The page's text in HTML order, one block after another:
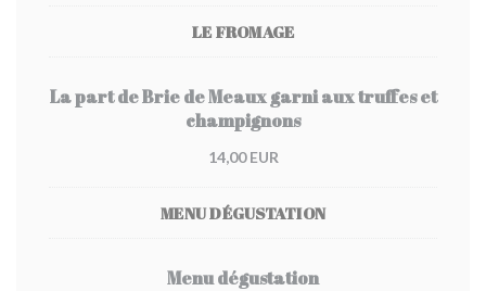
LE FROMAGE
La part de Brie de Meaux garni aux truffes et
champignons
14,00 EUR
MENU DÉGUSTATION
Menu dégustation